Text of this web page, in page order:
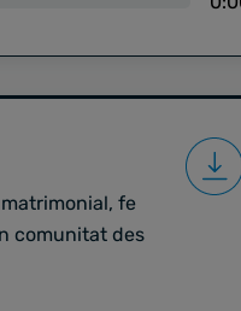
fe
comunitat des